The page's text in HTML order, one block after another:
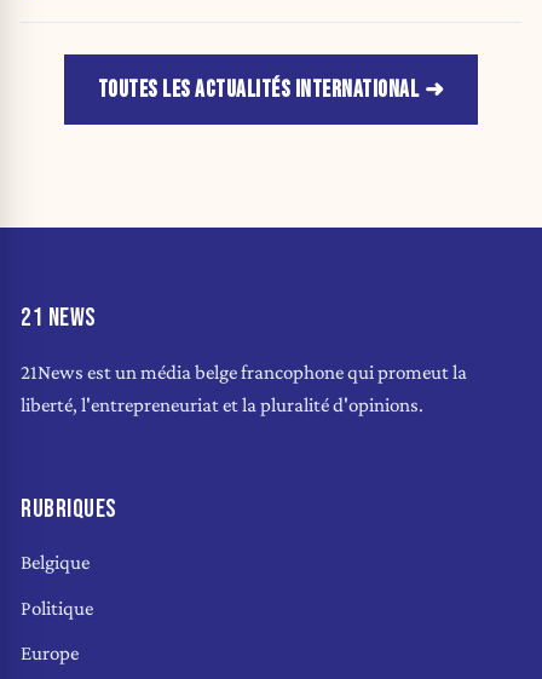
TOUTES LES ACTUALITÉS INTERNATIONAL
21 NEWS
21News est un média belge francophone qui promeut la
liberté, l'entrepreneuriat et la pluralité d'opinions.
RUBRIQUES
Belgique
Politique
Europe